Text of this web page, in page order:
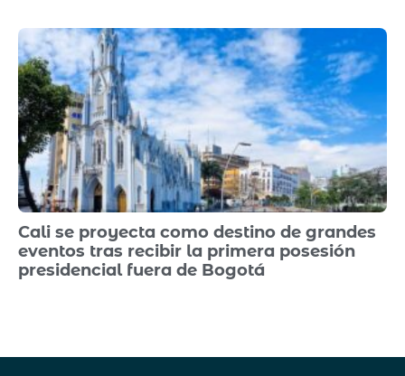
Cali se proyecta como destino de grandes
eventos tras recibir la primera posesión
presidencial fuera de Bogotá